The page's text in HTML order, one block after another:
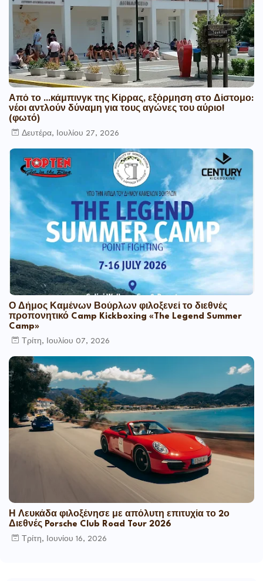
Από το ...κάμπινγκ της Κίρρας, εξόρμηση στο Δίστομο:
νέοι αντλούν δύναμη για τους αγώνες του αύριο!
(φωτό)
Δευτέρα, Ιουλίου 27, 2026
Ο Δήμος Καμένων Βούρλων φιλοξενεί το διεθνές
προπονητικό Camp Kickboxing «The Legend Summer
Camp»
Τρίτη, Ιουλίου 07, 2026
Η Λευκάδα φιλοξένησε με απόλυτη επιτυχία το 2ο
Διεθνές Porsche Club Road Tour 2026
Τρίτη, Ιουνίου 16, 2026